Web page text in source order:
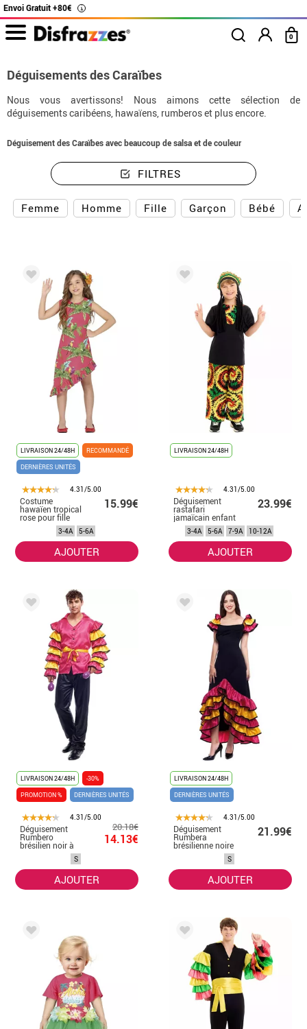
Envoi Gratuit +80€ i
0
Déguisements des Caraïbes
Nous vous avertissons! Nous aimons cette sélection de
déguisements caribéens, hawaïens, rumberos et plus encore.
Déguisement des Caraïbes avec beaucoup de salsa et de couleur
FILTRES
Femme Homme Fille Garçon Bébé
LIVRAISON 24/48H
RECOMMANDÉ
DERNIÈRES UNITÉS
4.31/5.00
Costume
hawaïen tropical
rose pour fille
15.99€
3-4A 5-6A
AJOUTER
LIVRAISON 24/48H
4.31/5.00
Déguisement
rastafari
jamaïcain enfant
23.99€
3-4A 5-6A 7-9A 10-12A
AJOUTER
LIVRAISON 24/48H
-30%
PROMOTION %
DERNIÈRES UNITÉS
4.31/5.00
Déguisement
Rumbero
brésilien noir à
volants homme
20.18€
14.13€
S
AJOUTER
LIVRAISON 24/48H
DERNIÈRES UNITÉS
4.31/5.00
Déguisement
Rumbera
brésilienne noire
à volants femme
21.99€
S
AJOUTER